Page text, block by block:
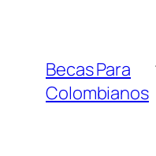
contenido
Becas Para
Colombianos